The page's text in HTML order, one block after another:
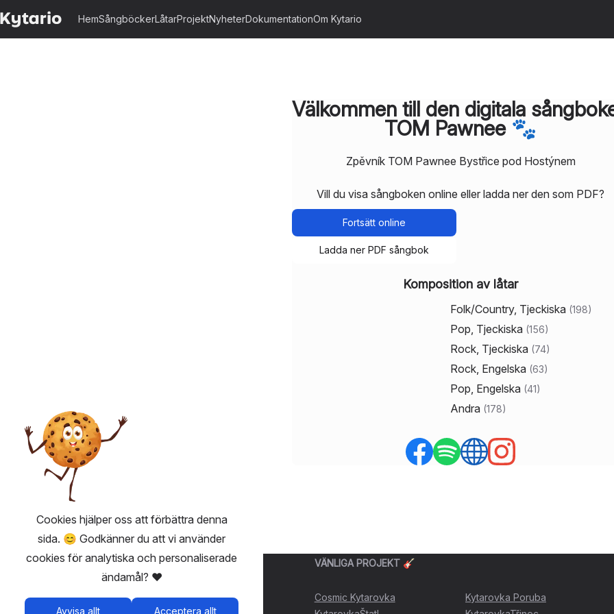
HemSångböckerLåtarProjektNyheterDokumentationOm Kytario
Välkommen till den digitala
TOM Pawnee 🐾
Zpěvník TOM Pawnee Bystřice pod Hostýnem
Vill du visa sångboken online eller ladda ner den som PDF?
Fortsätt online
Ladda ner PDF sångbok
Komposition av låtar
Folk/Country, Tjeckiska (198)
Pop, Tjeckiska (156)
Rock, Tjeckiska (74)
Rock, Engelska (63)
Pop, Engelska (41)
Andra (178)
ANVÄNDBART 💡
Fairplay - biljetter utan avgifter
VÄNLIGA PROJEKT 🎸
Cosmic Kytarovka
Kytarovka Poruba
Cookies hjälper oss att förbättra denna
sida. 😊 Godkänner du att vi använder
cookies för analytiska och personaliserade
ändamål? ❤️
Avvisa allt Acceptera allt